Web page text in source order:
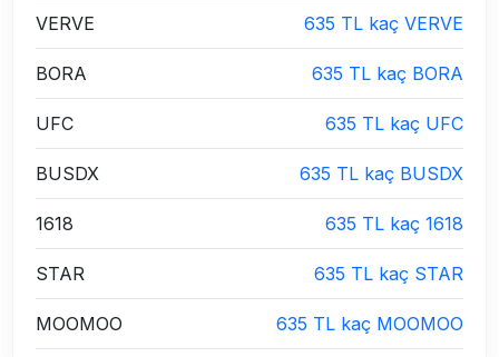
VERVE 635 TL kaç VERVE
BORA 635 TL kaç BORA
UFC 635 TL kaç UFC
BUSDX 635 TL kaç BUSDX
1618 635 TL kaç 1618
STAR 635 TL kaç STAR
MOOMOO 635 TL kaç MOOMOO